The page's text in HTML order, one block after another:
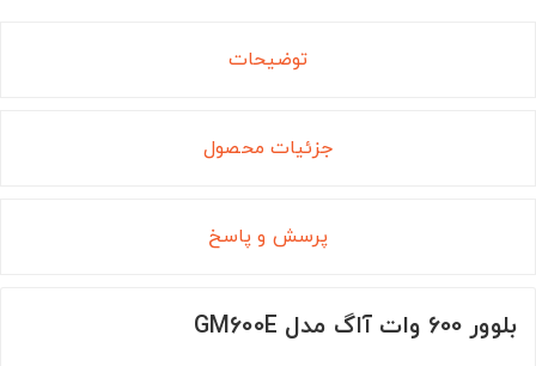
توضیحات
جزئیات محصول
پرسش و پاسخ
بلوور 600 وات آاگ مدل GM600E